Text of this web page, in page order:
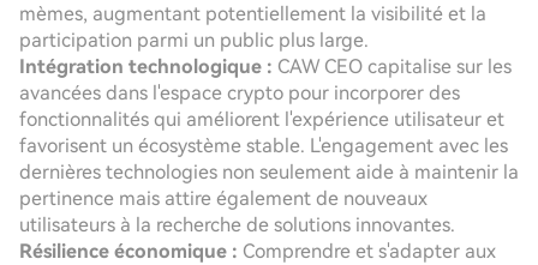
mèmes, augmentant potentiellement la visibilité et la
participation parmi un public plus large.
Intégration technologique : CAW CEO capitalise sur les
avancées dans l'espace crypto pour incorporer des
fonctionnalités qui améliorent l'expérience utilisateur et
favorisent un écosystème stable. L'engagement avec les
dernières technologies non seulement aide à maintenir la
pertinence mais attire également de nouveaux
utilisateurs à la recherche de solutions innovantes.
Résilience économique : Comprendre et s'adapter aux